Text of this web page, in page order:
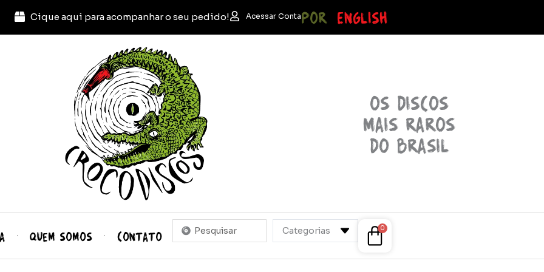
Cique aqui para acompanhar o seu pedido! Acessar ContaPOR ENGLISH
OS discos
mais raros
do brasil
QUEM SOMOS CONTATO
Pesquisar
...
Categorias 0
Cart